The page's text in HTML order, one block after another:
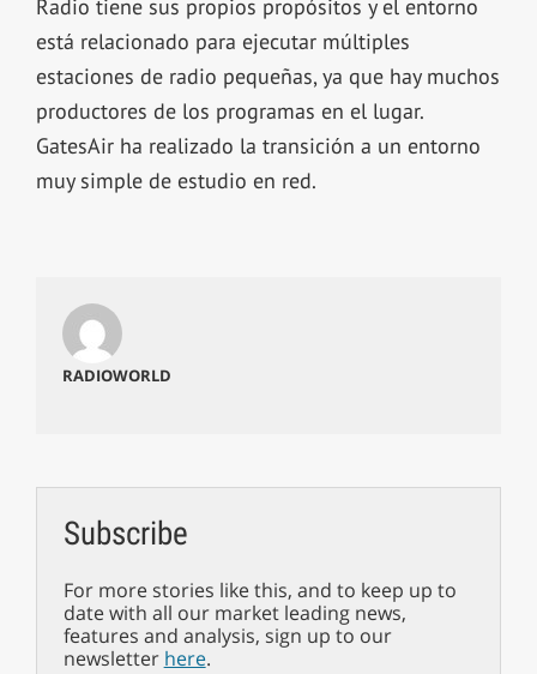
Radio tiene sus propios propósitos y el entorno
está relacionado para ejecutar múltiples
estaciones de radio pequeñas, ya que hay muchos
productores de los programas en el lugar.
GatesAir ha realizado la transición a un entorno
muy simple de estudio en red.
RADIOWORLD
Subscribe
For more stories like this, and to keep up to
date with all our market leading news,
features and analysis, sign up to our
newsletter here.